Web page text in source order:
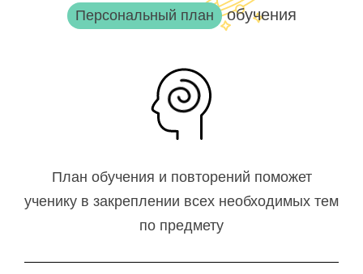
Персональный план обучения
План обучения и повторений поможет
ученику в закреплении всех необходимых тем
по предмету